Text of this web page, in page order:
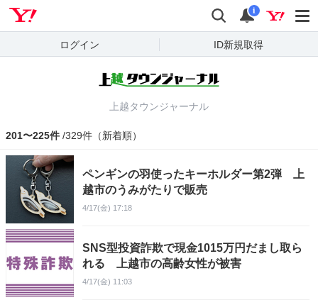
検索 通知
i
ログイン ID新規取得
上越タウンジャーナル
201〜225件 /329件（新着順）
ペンギンの羽使ったキーホルダー第2弾 上
越市のうみがたりで販売
4/17(金) 17:18
SNS型投資詐欺で現金1015万円だまし取ら
れる 上越市の高齢女性が被害
4/17(金) 11:03